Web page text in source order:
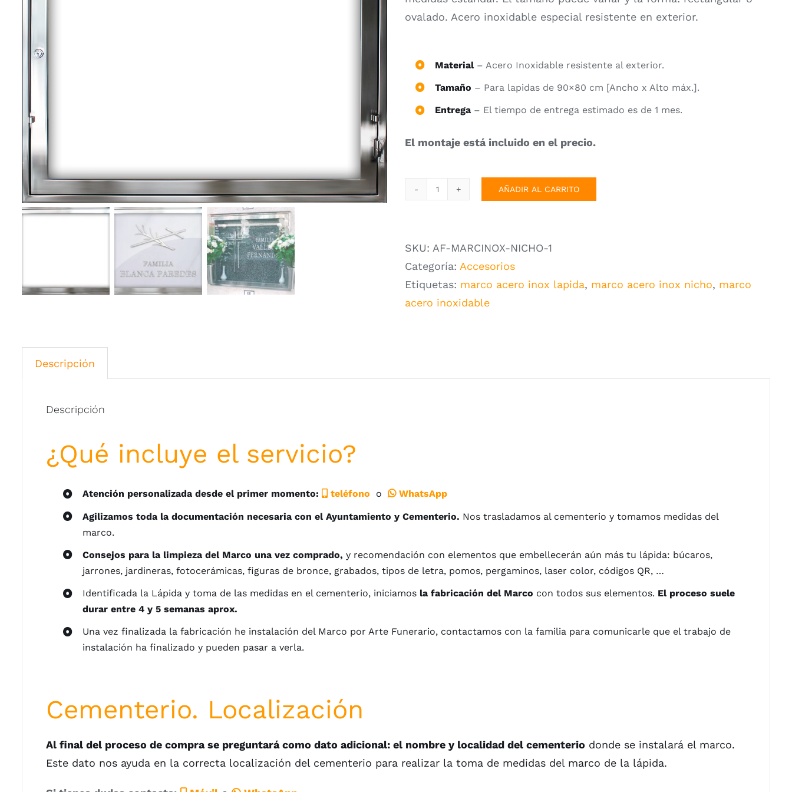
ovalado. Acero inoxidable especial resistente en exterior.
Material– Acero Inoxidable resistente al exterior.
Tamaño – Para lapidas de 90×80 cm [Ancho x Alto máx.].
Entrega– El tiempo de entrega estimado es de 1 mes.
El montaje está incluido en el precio.
para
Nicho
cantidad
AÑADIR AL CARRITO
SKU: AF-MARCINOX-NICHO-1
Categoría: Accesorios
Etiquetas: marco acero inox lapida, marco acero inox nicho, marco
acero inoxidable
Descripción
Descripción
¿Qué incluye el servicio?
Atención personalizada desde el primer momento: teléfono o WhatsApp
Agilizamos toda la documentación necesaria con el Ayuntamiento y Cementerio. Nos trasladamos al cementerio y tomamos medidas del
marco.
Consejos para la limpieza del Marco una vez comprado, y recomendación con elementos que embellecerán aún más tu lápida: búcaros,
jarrones, jardineras, fotocerámicas, figuras de bronce, grabados, tipos de letra, pomos, pergaminos, laser color, códigos QR, …
Identificada la Lápida y toma de las medidas en el cementerio, iniciamos la fabricación del Marco con todos sus elementos. El proceso suele
durar entre 4 y 5 semanas aprox.
Una vez finalizada la fabricación he instalación del Marco por Arte Funerario, contactamos con la familia para comunicarle que el trabajo de
instalación ha finalizado y pueden pasar a verla.
Cementerio. Localización
Al final del proceso de compra se preguntará como dato adicional: el nombre y localidad del cementeriodonde se instalará el marco.
Este dato nos ayuda en la correcta localización del cementerio para realizar la toma de medidas del marco de la lápida.